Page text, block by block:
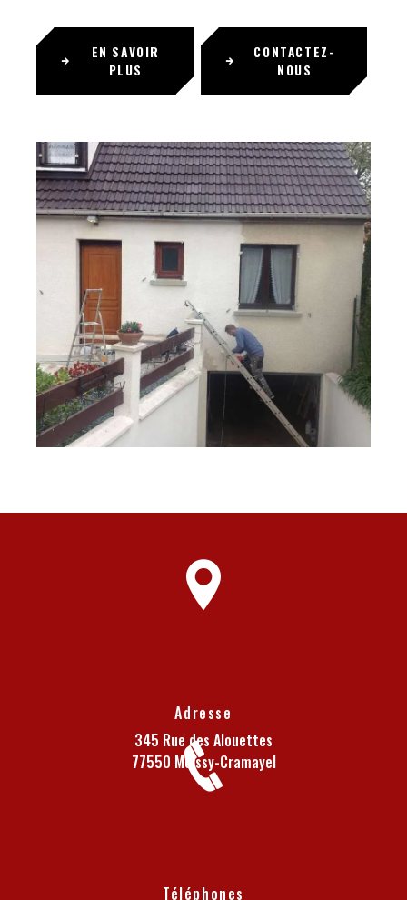
EN SAVOIR
PLUS
CONTACTEZ-
NOUS
Adresse
345 Rue des Alouettes
77550 Moissy-Cramayel
Téléphones